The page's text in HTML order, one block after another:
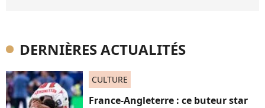
DERNIÈRES ACTUALITÉS
CULTURE
France-Angleterre : ce buteur star